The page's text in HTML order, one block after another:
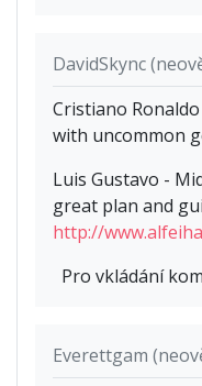
DavidSkync
Cristiano
with uncommon
Luis Gustavo -
great plan and
http://
Pro vkládání
Everettgam